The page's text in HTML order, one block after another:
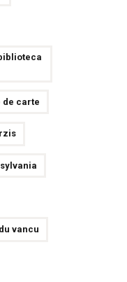
de carte
vancu